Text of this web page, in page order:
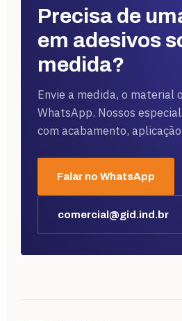
Precisa de
em adesivos
medida?
Envie a medida, o material
WhatsApp. Nossos
com acabamento,
Falar no WhatsApp
comercial@gid.ind.br